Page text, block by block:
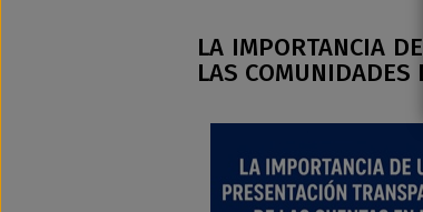
LA IMPORTANCIA
LAS COMUNIDADES